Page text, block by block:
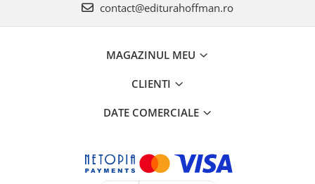
contact@editurahoffman.ro
MAGAZINUL MEU
CLIENTI
DATE COMERCIALE